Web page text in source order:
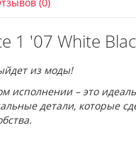
1 '07 White
из моды!
исполнении – это
детали, которые